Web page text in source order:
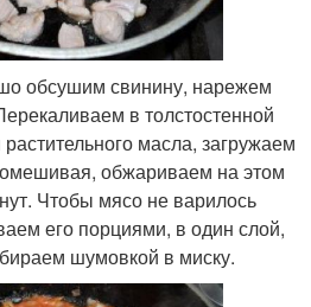
обсушим свинину, нарежем
в толстостенной
масла, загружаем
обжариваем на этом
Чтобы мясо не варилось
его порциями, в один слой,
шумовкой в миску.